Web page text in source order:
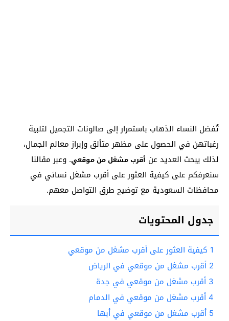
تٌفضل النساء الذهاب باستمرار إلى صالونات التجميل لتلبية
رغباتهن في الحصول على مظهر متألق وإبراز معالم الجمال،
لذلك يبحث العديد عن أقرب مشغل من موقعي. وعبر مقالنا
سنعرفكم على كيفية العثور على أقرب مشغل نسائي في
محافظات السعودية مع توضيح طرق التواصل معهم.
جدول المحتويات
1 كيفية العثور على أقرب مشغل من موقعي
2 أقرب مشغل من موقعي في الرياض
3 أقرب مشغل من موقعي في جدة
4أقرب مشغل من موقعي في الدمام
5 أقرب مشغل من موقعي في أبها